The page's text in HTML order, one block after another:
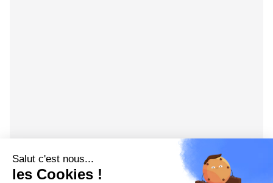
Salut c'est nous...
les Cookies !